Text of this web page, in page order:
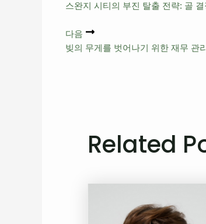
스완지 시티의 부진 탈출 전략: 골
다음
빚의 무게를 벗어나기 위한 재무 관
Related